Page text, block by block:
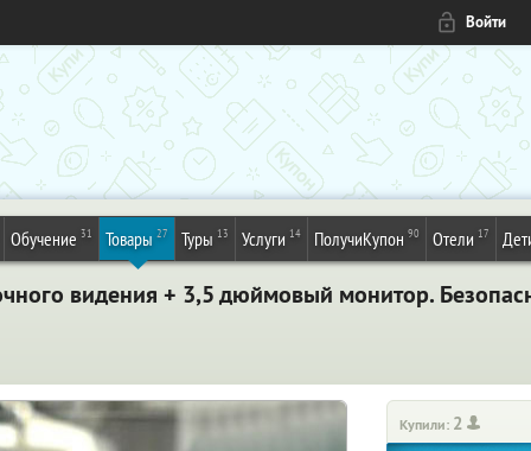
Войти
Обучение 31 Товары 27 Туры 13 Услуги 14 ПолучиКупон 90 Отели 17
видения + 3,5 дюймовый монитор.
Купили: 2